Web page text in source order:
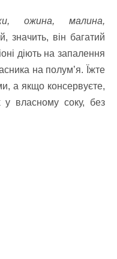
ожина, малина,
значить, він багатий
діють на запалення
на полум’я. Їжте
а якщо консервуєте,
у власному соку, без